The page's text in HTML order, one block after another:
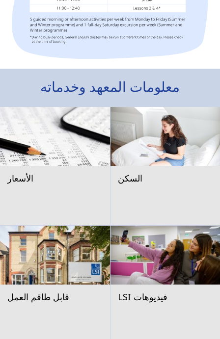
معلومات المعهد وخدماته
السكن الأسعار
فيديوهات LSI قابل طاقم العمل